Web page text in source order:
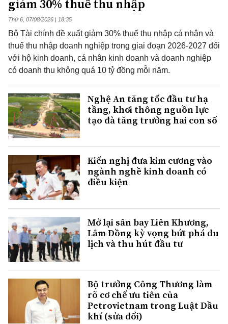
giảm 30% thuế thu nhập
Thứ 6, 07/08/2026 | 18:35
Bộ Tài chính đề xuất giảm 30% thuế thu nhập cá nhân và
thuế thu nhập doanh nghiệp trong giai đoạn 2026-2027 đối
với hộ kinh doanh, cá nhân kinh doanh và doanh nghiệp
có doanh thu không quá 10 tỷ đồng mỗi năm.
Nghệ An tăng tốc đầu tư hạ
tầng, khơi thông nguồn lực
tạo đà tăng trưởng hai con số
Kiến nghị đưa kim cương vào
ngành nghề kinh doanh có
điều kiện
Mở lại sân bay Liên Khương,
Lâm Đồng kỳ vọng bứt phá du
lịch và thu hút đầu tư
Bộ trưởng Công Thương làm
rõ cơ chế ưu tiên của
Petrovietnam trong Luật Dầu
khí (sửa đổi)